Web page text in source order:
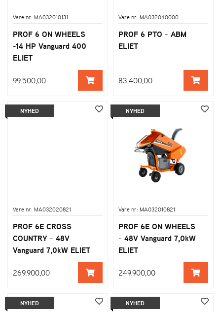
Vare nr: MA032010131
PROF 6 ON WHEELS
-14 HP Vanguard 400
ELIET
99.500,00
Vare nr: MA032040000
PROF 6 PTO - ABM
ELIET
83.400,00
NYHED
Vare nr: MA032020821
PROF 6E CROSS
COUNTRY - 48V
Vanguard 7,0kW ELIET
269.900,00
NYHED
Vare nr: MA032010821
PROF 6E ON WHEELS
- 48V Vanguard 7,0kW
ELIET
249.900,00
NYHED NYHED